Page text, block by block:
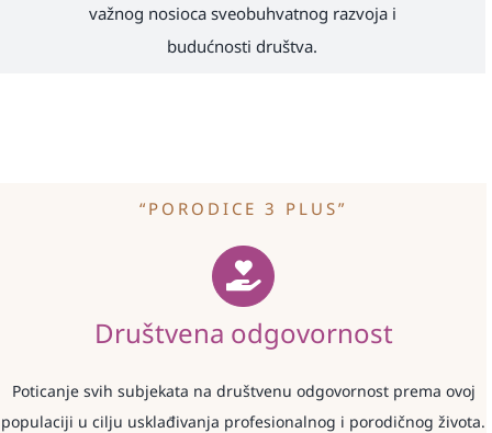
važnog nosioca sveobuhvatnog razvoja i
budućnosti društva.
“PORODICE 3 PLUS”
Društvena odgovornost
Poticanje svih subjekata na društvenu odgovornost prema ovoj
populaciji u cilju usklađivanja profesionalnog i porodičnog života.